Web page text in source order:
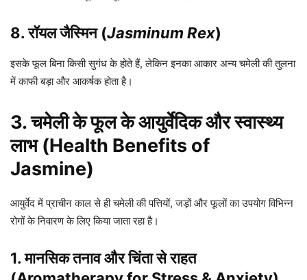
8. रॉयल जैस्मिन (Jasminum Rex)
इसके फूल बिना किसी सुगंध के होते हैं, लेकिन इनका आकार अन्य चमेली की तुलना
में काफी बड़ा और आकर्षक होता है।
3. चमेली के फूल के आयुर्वेदिक और स्वास्थ्य
लाभ (Health Benefits of
Jasmine)
आयुर्वेद में प्राचीन काल से ही चमेली की पत्तियों, जड़ों और फूलों का उपयोग विभिन्न
रोगों के निवारण के लिए किया जाता रहा है।
1. मानसिक तनाव और चिंता से राहत